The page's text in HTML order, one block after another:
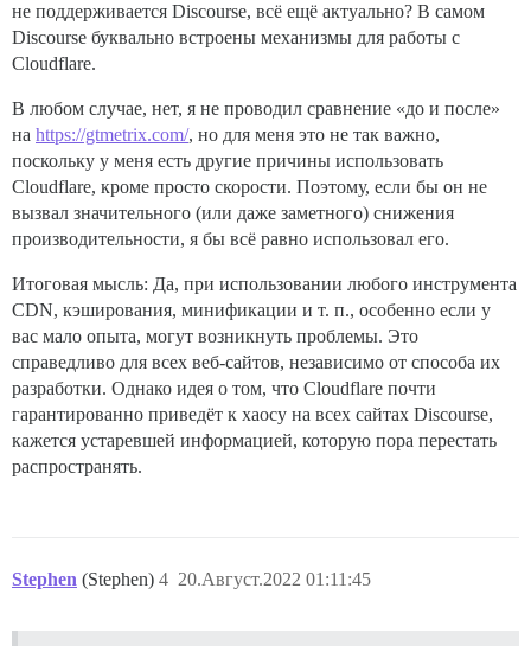
не поддерживается Discourse, всё ещё актуально? В самом
Discourse буквально встроены механизмы для работы с
Cloudflare.
В любом случае, нет, я не проводил сравнение «до и после»
на https://gtmetrix.com/, но для меня это не так важно,
поскольку у меня есть другие причины использовать
Cloudflare, кроме просто скорости. Поэтому, если бы он не
вызвал значительного (или даже заметного) снижения
производительности, я бы всё равно использовал его.
Итоговая мысль: Да, при использовании любого инструмента
CDN, кэширования, минификации и т. п., особенно если у
вас мало опыта, могут возникнуть проблемы. Это
справедливо для всех веб-сайтов, независимо от способа их
разработки. Однако идея о том, что Cloudflare почти
гарантированно приведёт к хаосу на всех сайтах Discourse,
кажется устаревшей информацией, которую пора перестать
распространять.
Stephen (Stephen) 20.Август.2022 01:11:45
4